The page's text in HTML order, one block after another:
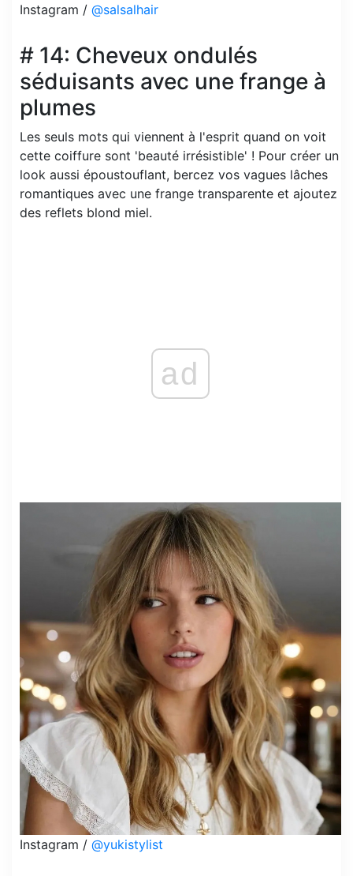
Instagram / @salsalhair
# 14: Cheveux ondulés
séduisants avec une frange à
plumes
Les seuls mots qui viennent à l'esprit quand on voit
cette coiffure sont 'beauté irrésistible' ! Pour créer un
look aussi époustouflant, bercez vos vagues lâches
romantiques avec une frange transparente et ajoutez
des reflets blond miel.
ad
Instagram / @yukistylist